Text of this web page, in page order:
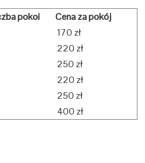
pokoi
Cena za pokój
170 zł
220 zł
250 zł
220 zł
250 zł
400 zł